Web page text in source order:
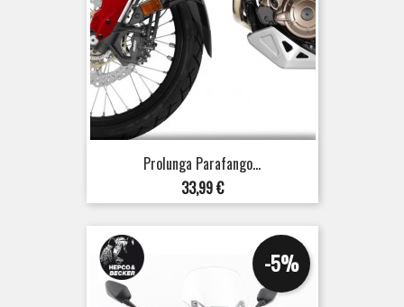
Prolunga Parafango...
Prezzo
33,99 €
-5%